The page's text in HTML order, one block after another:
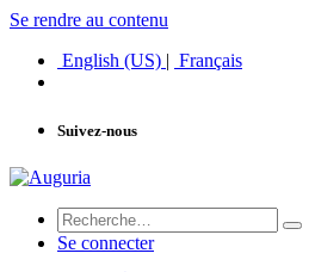
Se rendre au contenu
English (US) | Français
Suivez-nous
Se connecter